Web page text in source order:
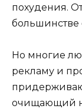
похудения.
большинстве
Но многие
рекламу и
очищающий